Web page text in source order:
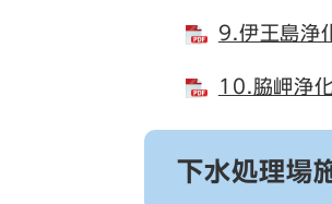
9.伊王島浄
10.脇岬浄
下水処理場